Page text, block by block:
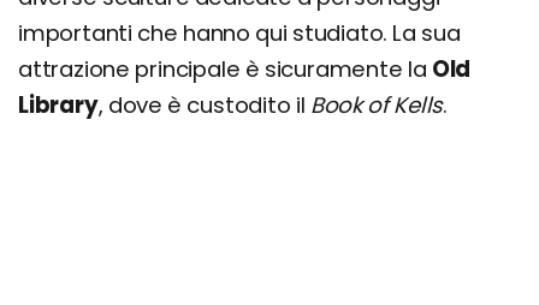
importanti che hanno qui studiato. La sua
attrazione principale è sicuramente la Old
Library, dove è custodito il Book of Kells.